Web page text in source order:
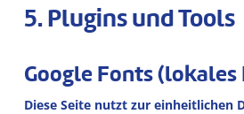
5. Plugins und Tools
Google Fonts (lokales
Diese Seite nutzt zur einheitlichen